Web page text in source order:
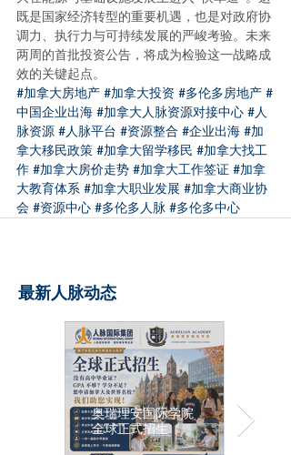
既是国家经济转型的重要机遇，也是对政府协
调力、执行力与可持续发展的严峻考验。未来
两周的首批投资公告，将成为检验这一战略成
效的关键起点。
#加拿大房地产 #加拿大投资 #多伦多房地产 #
中国企业出海 #加拿大人脉资源对接中心 #人
脉资源 #人脉平台 #资源整合 #企业出海 #加
拿大移民政策 #加拿大留学移民 #加拿大找工
作 #加拿大房价走势 #加拿大工作签证 #加拿
大教育体系 #加拿大职业发展 #加拿大商业协
会 #资源中心 #多伦多人脉 #多伦多中心
最新人脉动态
奥瑞理安国际学院
全球正式招生